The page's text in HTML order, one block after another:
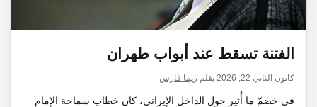
الفتنة تسقط عند أبواب طهران
كانون الثاني 22, 2026 بقلم ريما فارس
في خضمّ ما أُثير حول الداخل الإيراني، كان خطاب سماحة الإمام